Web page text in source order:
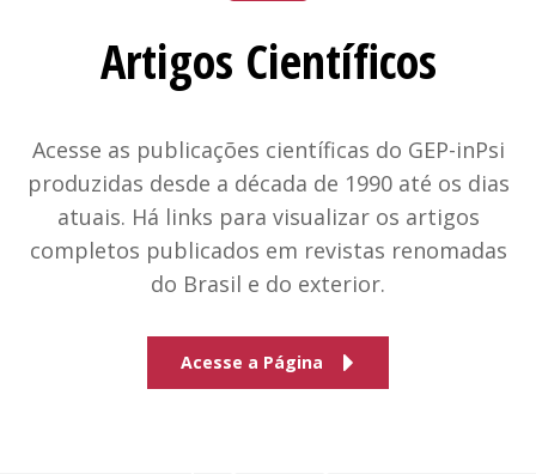
Artigos Científicos
Acesse as publicações científicas do GEP-inPsi
produzidas desde a década de 1990 até os dias
atuais. Há links para visualizar os artigos
completos publicados em revistas renomadas
do Brasil e do exterior.
Acesse a Página